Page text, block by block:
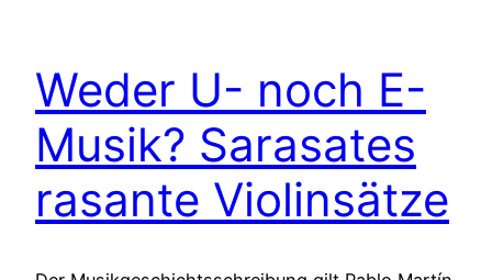
Weder U- noch E-
Musik? Sarasates
rasante Violinsätze